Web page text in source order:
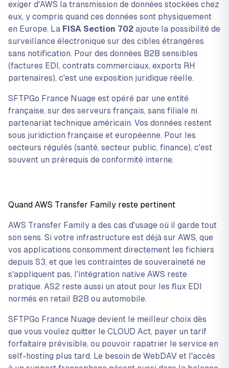
exiger d'AWS la transmission de données stockées chez
eux, y compris quand ces données sont physiquement
en Europe. La FISA Section 702 ajoute la possibilité de
surveillance électronique sur des cibles étrangères
sans notification. Pour des données B2B sensibles
(factures EDI, contrats commerciaux, exports RH
partenaires), c'est une exposition juridique réelle.
SFTPGo France Nuage est opéré par une entité
française, sur des serveurs français, sans filiale ni
partenariat technique américain. Vos données restent
sous juridiction française et européenne. Pour les
secteurs régulés (santé, secteur public, finance), c'est
souvent un prérequis de conformité interne.
Quand AWS Transfer Family reste pertinent
AWS Transfer Family a des cas d'usage où il garde tout
son sens. Si votre infrastructure est déjà sur AWS, que
vos applications consomment directement les fichiers
depuis S3, et que les contraintes de souveraineté ne
s'appliquent pas, l'intégration native AWS reste
pratique. AS2 reste aussi un atout pour les flux EDI
normés en retail B2B ou automobile.
SFTPGo France Nuage devient le meilleur choix dès
que vous voulez quitter le CLOUD Act, payer un tarif
forfaitaire prévisible, ou pouvoir rapatrier le service en
self-hosting plus tard. Le besoin de WebDAV et l'accès